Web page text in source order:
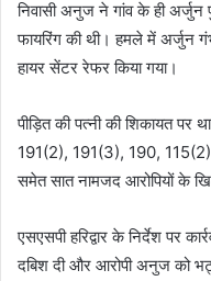
निवासी अनुज ने गांव के ही
फायरिंग की थी। हमले में अर्जुन
हायर सेंटर रेफर किया गया।
पीड़ित की पत्नी की शिकायत पर
191(2), 191(3), 190,
समेत सात नामजद आरोपियों के
एसएसपी हरिद्वार के निर्देश पर
दबिश दी और आरोपी अनुज को